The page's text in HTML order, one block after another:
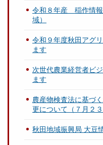
令和８年産 稲作情報
域）
令和９年度秋田アグ
ます
次世代農業経営者ビ
ます
農産物検査法に基づ
更について（７月２３
秋田地域振興局 大豆